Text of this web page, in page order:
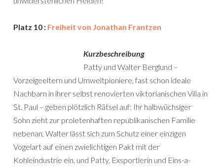
Platz 10 : Freiheit von Jonathan Frantzen
Kurzbeschreibung
Patty und Walter Berglund –
Vorzeigeeltern und Umweltpioniere, fast schon ideale
Nachbarn in ihrer selbst renovierten viktorianischen Villa in
St. Paul – geben plötzlich Rätsel auf: Ihr halbwüchsiger
Sohn zieht zur proleten­haften repub­likanischen Familie
nebenan, Walter lässt sich zum Schutz einer einzigen
Vogelart auf einen zwielichtigen Pakt mit der
Kohleindustrie ein, und Patty, Exsportlerin und Eins-a-